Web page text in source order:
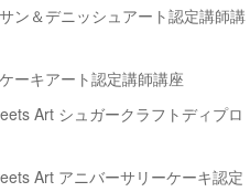
ン＆デニッシュアート認定講師講
ーキアート認定講師講座
Art シュガークラフトディプロ
Art アニバーサリーケーキ認定